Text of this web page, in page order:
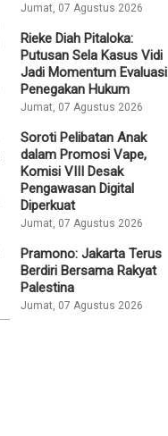
Jumat, 07 Agustus 2026
Rieke Diah Pitaloka:
Putusan Sela Kasus Vidi
Jadi Momentum Evaluasi
Penegakan Hukum
Jumat, 07 Agustus 2026
Soroti Pelibatan Anak
dalam Promosi Vape,
Komisi VIII Desak
Pengawasan Digital
Diperkuat
Jumat, 07 Agustus 2026
Pramono: Jakarta Terus
Berdiri Bersama Rakyat
Palestina
Jumat, 07 Agustus 2026